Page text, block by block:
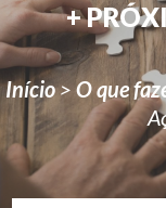
+
Início>O que